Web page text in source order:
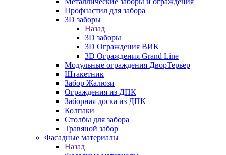
Профнастил для забора
3D заборы
Назад
3D заборы
3D Ограждения ВИК
3D Ограждения Grand Line
Модульные ограждения ДворТерьер
Штакетник
Забор Жалюзи
Ограждения из ДПК
Заборная доска из ДПК
Колпаки
Столбы для забора
Травяной забор
Фасадные материалы
Назад